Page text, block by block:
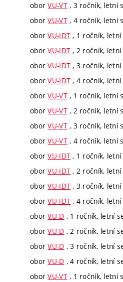
oborVU-VT, 3 ročník, letní
oborVU-VT, 4 ročník, letní
oborVU-IDT , 1 ročník,
oborVU-IDT , 2 ročník,
oborVU-IDT , 3 ročník,
oborVU-IDT , 4 ročník,
oborVU-VT, 1 ročník, letní
oborVU-VT, 2 ročník, letní
oborVU-VT, 3 ročník, letní
oborVU-VT, 4 ročník, letní
oborVU-IDT , 1 ročník,
oborVU-IDT , 2 ročník,
oborVU-IDT , 3 ročník,
oborVU-IDT , 4 ročník,
oborVU-D , 1 ročník, letní
oborVU-D , 2 ročník, letní
oborVU-D , 3 ročník, letní
oborVU-D , 4 ročník, letní
oborVU-VT, 1 ročník, letní